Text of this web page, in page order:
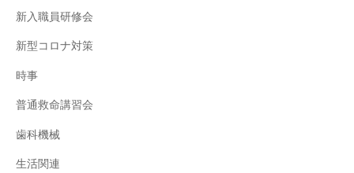
新入職員研修会
新型コロナ対策
時事
普通救命講習会
歯科機械
生活関連